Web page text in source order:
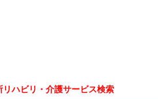
リハビリ・介護サービス検索